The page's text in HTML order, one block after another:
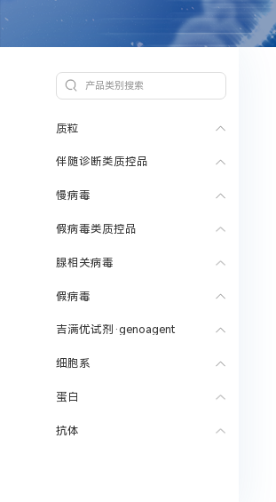
质粒
伴随诊断类质控品
慢病毒
假病毒类质控品
腺相关病毒
假病毒
吉满优试剂·genoagent
细胞系
蛋白
抗体